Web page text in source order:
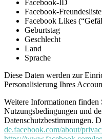
Facebook-ID
Facebook-
Facebook Likes
Geburtstag
Geschlecht
Land
Sprache
Diese Daten werden zur
Personalisierung Ihres
Weitere Informationen finden
Nutzungsbedingungen und
Datenschutzbestimmungen.
de.facebook.com/about/